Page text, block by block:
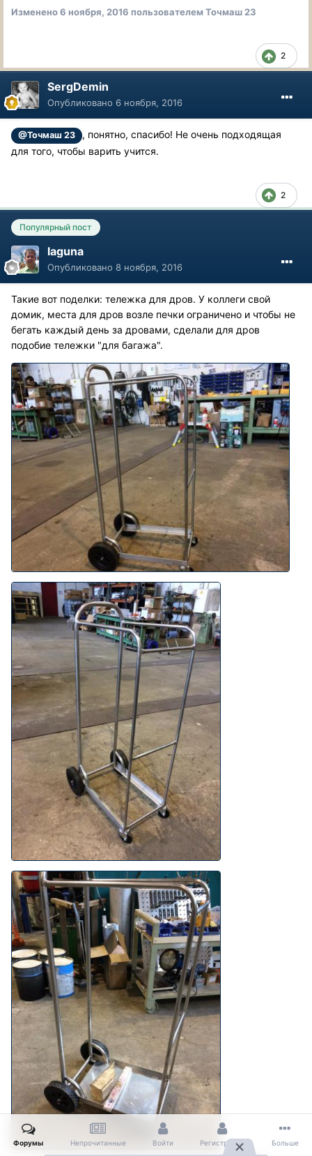
Изменено6 ноября, 2016 пользователем Точмаш 23
2
SergDemin
Опубликовано 6 ноября, 2016
@Точмаш 23
, понятно, спасибо! Не очень подходящая
для того, чтобы варить учится.
2
Популярный пост
laguna
Опубликовано 8 ноября, 2016
Такие вот поделки: тележка для дров. У коллеги свой
домик, места для дров возле печки ограничено и чтобы не
бегать каждый день за дровами, сделали для дров
подобие тележки "для багажа".
Форумы Непрочитанные Войти Регистрация Больше